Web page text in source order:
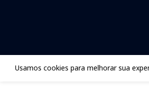
Usamos cookies para melhorar sua